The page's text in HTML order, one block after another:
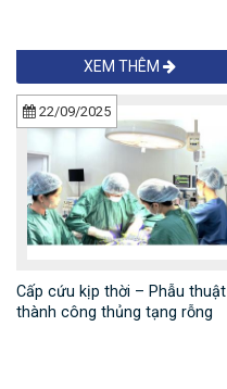
XEM THÊM
22/09/2025
Cấp cứu kịp thời – Phẫu thuật
thành công thủng tạng rỗng